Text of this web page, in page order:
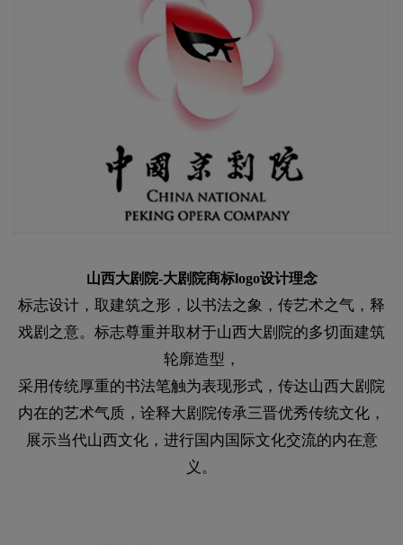
山西大剧院-大剧院商标logo设计理念
标志设计，取建筑之形，以书法之象，传艺术之气，释
戏剧之意。标志尊重并取材于山西大剧院的多切面建筑
轮廓造型，
采用传统厚重的书法笔触为表现形式，传达山西大剧院
内在的艺术气质，诠释大剧院传承三晋优秀传统文化，
展示当代山西文化，进行国内国际文化交流的内在意
义。